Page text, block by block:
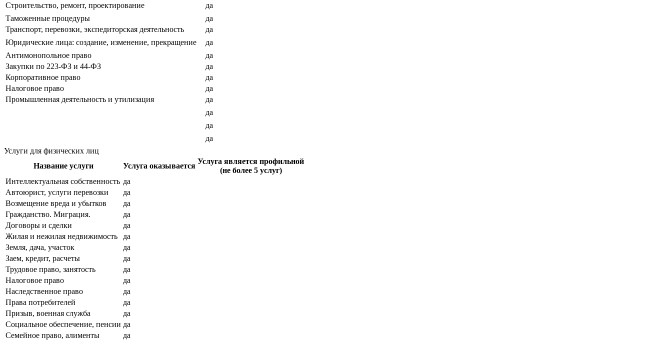
Строительство, ремонт, проектирование
да
Таможенные процедуры
да
Транспорт, перевозки, экспедиторская деятельность
да
Юридические лица: создание, изменение, прекращение
да
Антимонопольное право
да
Закупки по 223-ФЗ и 44-ФЗ
да
Корпоративное право
да
Налоговое право
да
Промышленная деятельность и утилизация
да
да
да
да
Услуги для физических лиц
Название услуги
Услуга оказывается
Услуга является профильной
(не более 5 услуг)
Интеллектуальная собственность да
Автоюрист, услуги перевозки
да
Возмещение вреда и убытков
да
Гражданство. Миграция.
да
Договоры и сделки
да
Жилая и нежилая недвижимость
да
Земля, дача, участок
да
Заем, кредит, расчеты
да
Трудовое право, занятость
да
Налоговое право
да
Наследственное право
да
Права потребителей
да
Призыв, военная служба
да
Социальное обеспечение, пенсии да
Семейное право, алименты
да